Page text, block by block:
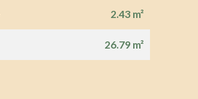
2.43 m²
26.79 m²